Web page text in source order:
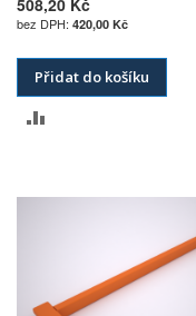
420,00 Kč
Přidat do košíku
POROVNÁNÍ